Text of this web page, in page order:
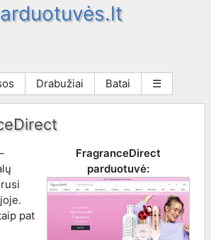
Drabužiai Batai ☰
FragranceDirect
parduotuvė:
pat